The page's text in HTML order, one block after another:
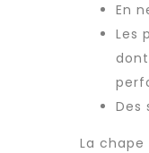
En
Les
Des
La